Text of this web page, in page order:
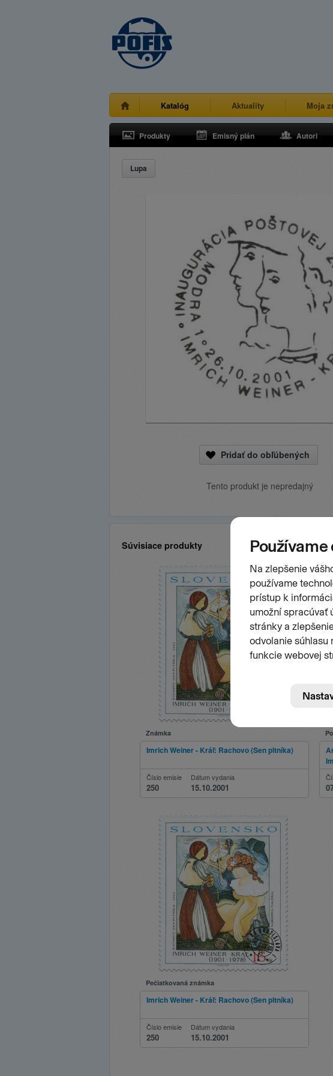
Katalóg Aktuality Moja
Produkty Emisný plán Autori
Lupa
Pridať do obľúbených
Tento produkt je nepredajný
Súvisiace produkty
Známka
Imrich Weiner - Kráľ: Rachovo (Sen pltníka)
Číslo emisie
250
Dátum vydania
15.10.2001
Pečiatkovaná známka
Imrich Weiner - Kráľ: Rachovo (Sen pltníka)
Číslo emisie
250
Dátum vydania
15.10.2001